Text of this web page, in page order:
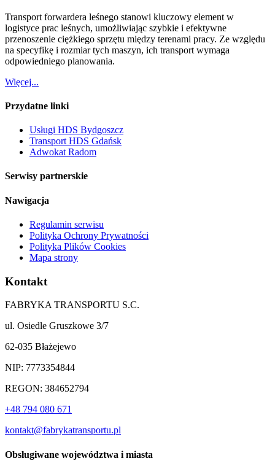
Transport forwardera leśnego stanowi kluczowy element w
logistyce prac leśnych, umożliwiając szybkie i efektywne
przenoszenie ciężkiego sprzętu między terenami pracy. Ze względu
na specyfikę i rozmiar tych maszyn, ich transport wymaga
odpowiedniego planowania.
Więcej...
Przydatne linki
Usługi HDS Bydgoszcz
Transport HDS Gdańsk
Adwokat Radom
Serwisy partnerskie
Nawigacja
Regulamin serwisu
Polityka Ochrony Prywatności
Polityka Plików Cookies
Mapa strony
Kontakt
FABRYKA TRANSPORTU S.C.
ul. Osiedle Gruszkowe 3/7
62-035 Błażejewo
NIP: 7773354844
REGON: 384652794
+48 794 080 671
kontakt@fabrykatransportu.pl
Obsługiwane województwa i miasta